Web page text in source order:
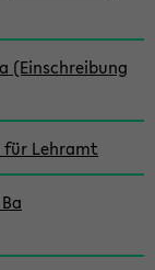
(Einschreibung
für Lehramt